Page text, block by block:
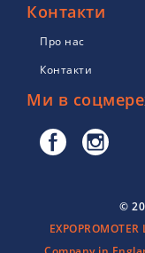
Контакти
Про нас
Контакти
Ми в
©